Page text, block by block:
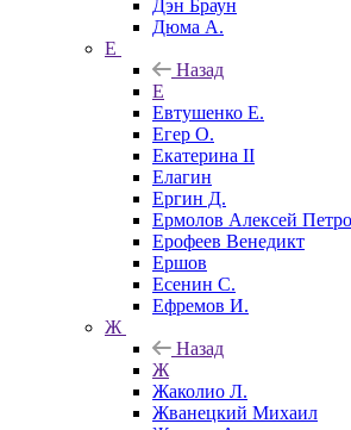
Дэн Браун
Дюма А.
Е
Назад
Е
Евтушенко Е.
Егер О.
Екатерина II
Елагин
Ергин Д.
Ермолов Алексей
Ерофеев Венедикт
Ершов
Есенин С.
Ефремов И.
Ж
Назад
Ж
Жаколио Л.
Жванецкий Михаил